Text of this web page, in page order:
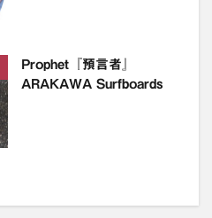
Prophet『預言者』
ARAKAWA Surfboards